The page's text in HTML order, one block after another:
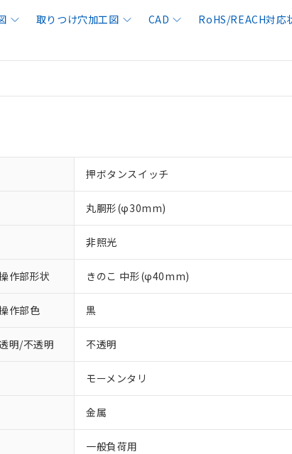
取りつけ穴加工図 CAD RoHS/REACH対応
押ボタンスイッチ
丸胴形(φ30mm)
非照光
作部形状 きのこ 中形(φ40mm)
作部色 黒
明/不透明 不透明
モーメンタリ
金属
一般負荷用